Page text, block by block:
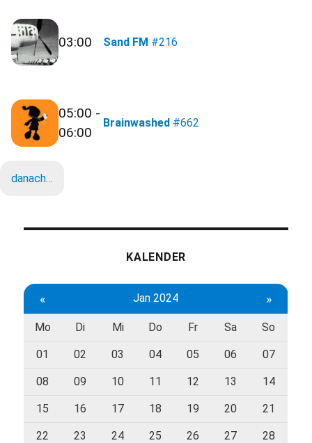
03:00 Sand FM #216
05:00 -
06:00
Brainwashed #662
danach…
KALENDER
« Jan 2024 »
Mo Di Mi Do Fr Sa So
01 02 03 04 05 06 07
08 09 10 11 12 13 14
15 16 17 18 19 20 21
22 23 24 25 26 27 28